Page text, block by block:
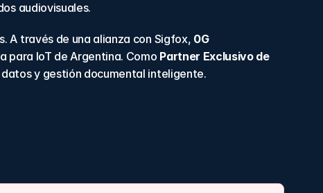
audiovisuales.
A través de una alianza con Sigfox, 0G
para IoT de Argentina. Como Partner Exclusivo de
y gestión documental inteligente.